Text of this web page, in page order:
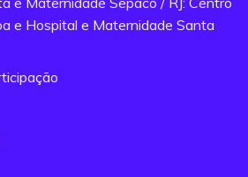
e Hospital e Maternidade Santa